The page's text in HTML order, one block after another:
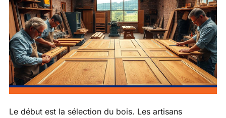
Le début est la sélection du bois. Les artisans